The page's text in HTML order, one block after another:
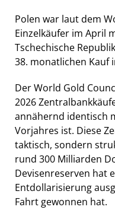
Polen war laut dem
Einzelkäufer im April
Tschechische
38. monatlichen Kauf
Der World Gold
2026
annähernd identisch
Vorjahres ist. Diese
taktisch, sondern
rund 300 Milliarden
Devisenreserven hat
Entdollarisierung
Fahrt gewonnen hat.